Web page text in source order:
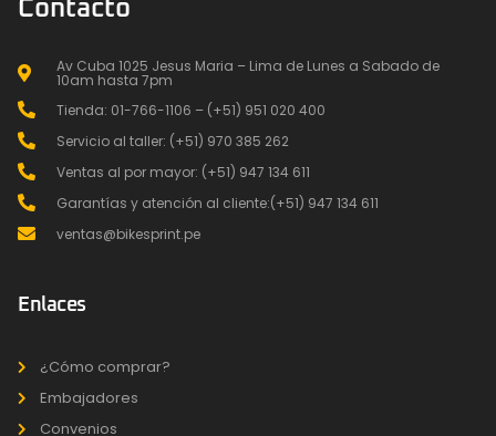
Contacto
Av Cuba 1025 Jesus Maria – Lima de Lunes a Sabado de
10am hasta 7pm
Tienda: 01-766-1106 – (+51) 951 020 400
Servicio al taller: (+51) 970 385 262
Ventas al por mayor: (+51) 947 134 611
Garantías y atención al cliente:(+51) 947 134 611
ventas@bikesprint.pe
Enlaces
¿Cómo comprar?
Embajadores
Convenios